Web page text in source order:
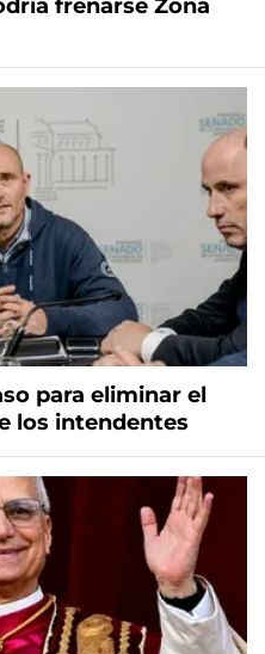
frenarse Zona
para eliminar el
los intendentes